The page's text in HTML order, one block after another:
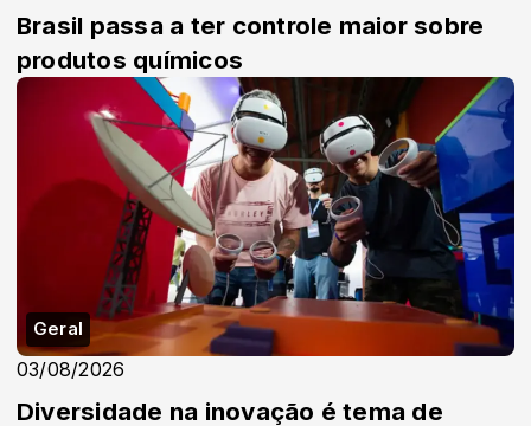
Brasil passa a ter controle maior sobre
produtos químicos
Geral
03/08/2026
Diversidade na inovação é tema de